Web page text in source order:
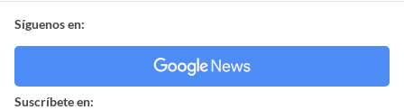
Síguenos en:
Suscríbete en: